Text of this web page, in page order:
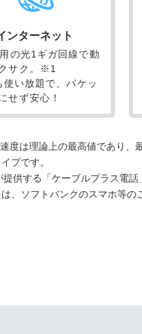
ンターネット
の光1ギガ回線で動
サク。※1
い放題で、パケッ
せず安心！
度は理論上の最高値であり、
プです。
供する「ケーブルプラス電話
、ソフトバンクのスマホ等の